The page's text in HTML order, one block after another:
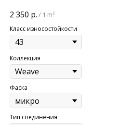
2 350 р. / 1 m²
Класс износостойкости
Коллекция
Фаска
Тип соединения